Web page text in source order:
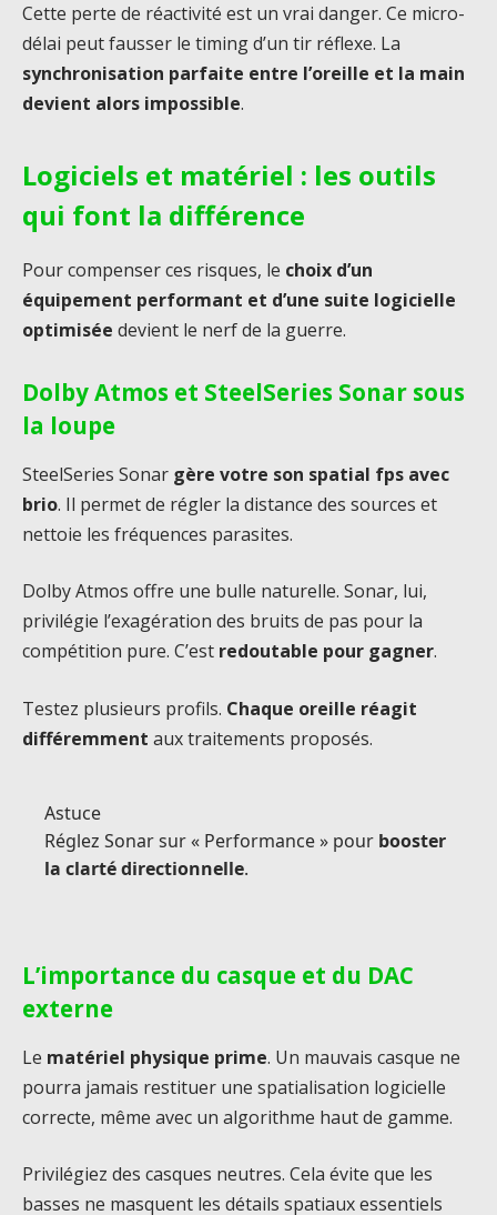
Cette perte de réactivité est un vrai danger. Ce micro-
délai peut fausser le timing d’un tir réflexe. La
synchronisation parfaite entre l’oreille et la main
devient alors impossible.
Logiciels et matériel : les outils
qui font la différence
Pour compenser ces risques, le choix d’un
équipement performant et d’une suite logicielle
optimisée devient le nerf de la guerre.
Dolby Atmos et SteelSeries Sonar sous
la loupe
SteelSeries Sonar gère votre son spatial fps avec
brio. Il permet de régler la distance des sources et
nettoie les fréquences parasites.
Dolby Atmos offre une bulle naturelle. Sonar, lui,
privilégie l’exagération des bruits de pas pour la
compétition pure. C’est redoutable pour gagner.
Testez plusieurs profils. Chaque oreille réagit
différemment aux traitements proposés.
Astuce
Réglez Sonar sur « Performance » pour booster
la clarté directionnelle.
L’importance du casque et du DAC
externe
Le matériel physique prime. Un mauvais casque ne
pourra jamais restituer une spatialisation logicielle
correcte, même avec un algorithme haut de gamme.
Privilégiez des casques neutres. Cela évite que les
basses ne masquent les détails spatiaux essentiels